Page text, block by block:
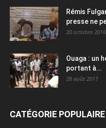
Rémis
presse ne
20 octobre 2016
Ouaga : un
portant à...
28 août 2017
CATÉGORIE POPULAIRE